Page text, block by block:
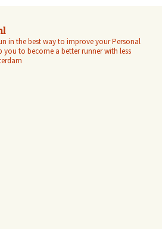
in the best way to improve your Personal
you to become a better runner with less